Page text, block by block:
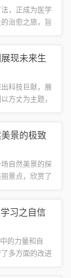
，正成为医学
治愈之旅，旨
健康，展...
现未来生
科技巨献，展
方丈为主题，
技与生活...
景的极致
自然美景的探
景点，欣赏了
境。引子亲
习之自信
的力量和自
多方面的改进